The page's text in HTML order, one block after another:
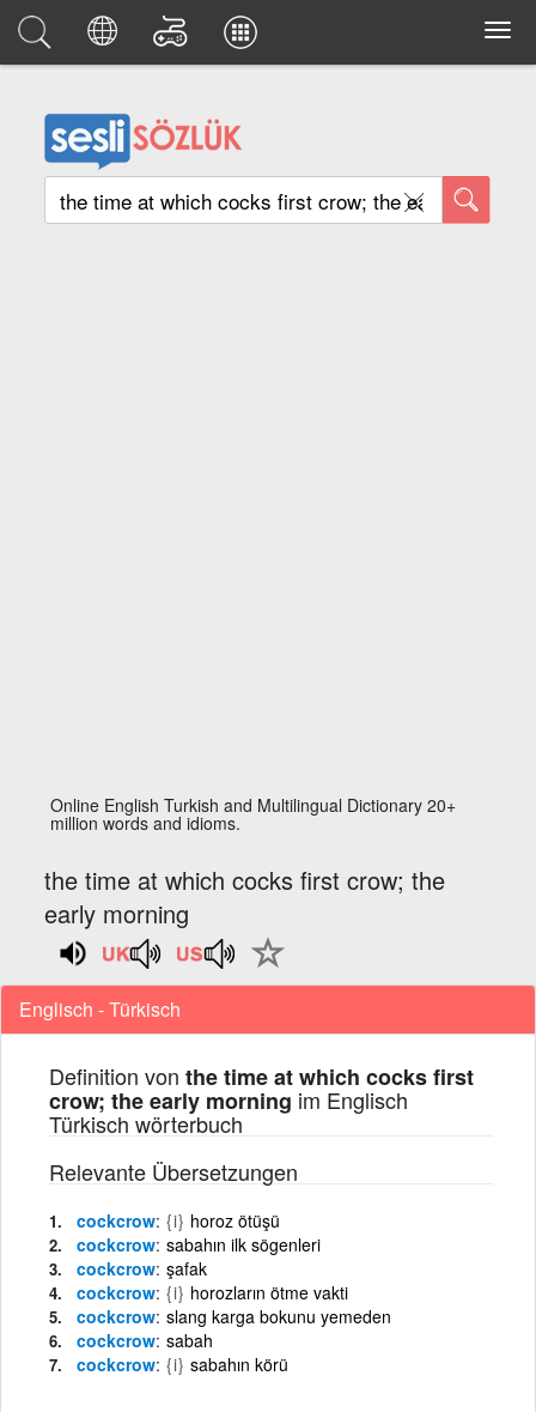
Online English Turkish and Multilingual Dictionary 20+
million words and idioms.
the time at which cocks first crow; the
early morning
Englisch - Türkisch
Definition von the time at which cocks first
crow; the early morning im Englisch
Türkisch wörterbuch
Relevante Übersetzungen
cockcrow {i} horoz ötüşü
cockcrow sabahın ilk sögenleri
cockcrow şafak
cockcrow {i} horozların ötme vakti
cockcrow slang karga bokunu yemeden
cockcrow sabah
cockcrow {i} sabahın körü